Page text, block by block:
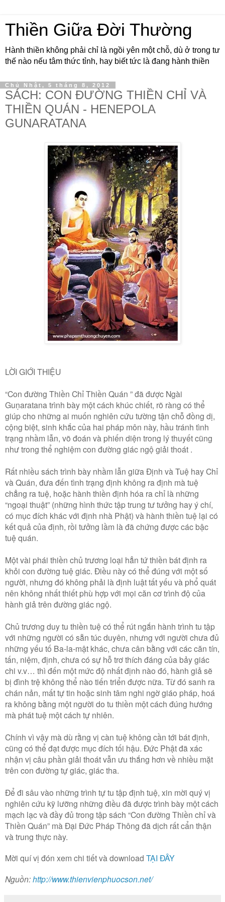
Thiền Giữa Đời Thường
Hành thiền không phải chỉ là ngồi yên một chỗ, dù ở trong tư
thế nào nếu tâm thức tỉnh, hay biết tức là đang hành thiền
Chủ Nhật, 5 tháng 8, 2012
SÁCH: CON ĐƯỜNG THIỀN CHỈ VÀ
THIỀN QUÁN - HENEPOLA
GUNARATANA
LỜI GIỚI THIỆU
“Con đường Thiền Chỉ Thiền Quán ” đã được Ngài
Guṇaratana trình bày một cách khúc chiết, rõ ràng có thể
giúp cho những ai muốn nghiên cứu tường tận chỗ đồng dị,
cộng biệt, sinh khắc của hai pháp môn này, hầu tránh tình
trạng nhầm lẫn, võ đoán và phiến diện trong lý thuyết cũng
như trong thể nghiệm con đường giác ngộ giải thoát .
Rất nhiều sách trình bày nhầm lẫn giữa Định và Tuệ hay Chỉ
và Quán, đưa đến tình trạng định không ra định mà tuệ
chẳng ra tuệ, hoặc hành thiền định hóa ra chỉ là những
“ngoại thuật” (những hình thức tập trung tư tưởng hay ý chí,
có mục đích khác với định nhà Phật) và hành thiền tuệ lại có
kết quả của định, rồi tưởng lầm là đã chứng được các bậc
tuệ quán.
Một vài phái thiền chủ trương loại hẳn tứ thiền bát định ra
khỏi con đường tuệ giác. Điều này có thể đúng với một số
người, nhưng đó không phải là định luật tất yếu và phổ quát
nên không nhất thiết phù hợp với mọi căn cơ trình độ của
hành giả trên đường giác ngộ.
Chủ trương duy tu thiền tuệ có thể rút ngắn hành trình tu tập
với những người có sẵn túc duyên, nhưng với người chưa đủ
những yếu tố Ba-la-mật khác, chưa cân bằng với các căn tín,
tấn, niệm, định, chưa có sự hỗ trơ thích đáng của bảy giác
chi v.v… thì đến một mức độ nhất định nào đó, hành giả sẽ
bị đình trệ không thể nào tiến triển được nữa. Từ đó sanh ra
chán nản, mất tự tin hoặc sinh tâm nghi ngờ giáo pháp, hoá
ra không bằng một người do tu thiền một cách đúng hướng
mà phát tuệ một cách tự nhiên.
Chính vì vậy mà dù rằng vị càn tuệ không cần tới bát định,
cũng có thể đạt được mục đích tối hậu. Đức Phật đã xác
nhận vị câu phần giải thoát vẫn ưu thắng hơn về nhiều mặt
trên con đường tự giác, giác tha.
Để đi sâu vào những trình tự tu tập định tuệ, xin mời quý vị
nghiên cứu kỹ lưỡng những điều đã được trình bày một cách
mạch lạc và đầy đủ trong tập sách “Con đường Thiền chỉ và
Thiền Quán” mà Đại Đức Pháp Thông đã dịch rất cẩn thận
và trung thực này.
Mời quí vị đón xem chi tiết và download TẠI ĐÂY
Nguồn:http://www.thienvienphuocson.net/